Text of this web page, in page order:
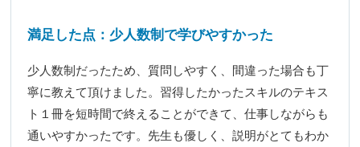
満足した点：少人数制で学びやすかった
少人数制だったため、質問しやすく、間違った場合も丁
寧に教えて頂けました。習得したかったスキルのテキス
ト１冊を短時間で終えることができて、仕事しながらも
通いやすかったです。先生も優しく、説明がとてもわか